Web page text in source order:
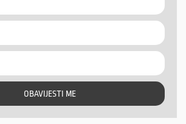
OBAVIJESTI ME